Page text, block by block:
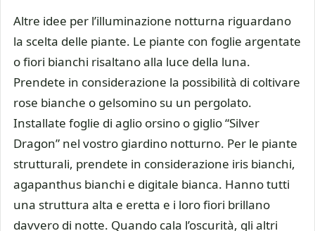
Altre idee per l’illuminazione notturna riguardano
la scelta delle piante. Le piante con foglie argentate
o fiori bianchi risaltano alla luce della luna.
Prendete in considerazione la possibilità di coltivare
rose bianche o gelsomino su un pergolato.
Installate foglie di aglio orsino o giglio “Silver
Dragon” nel vostro giardino notturno. Per le piante
strutturali, prendete in considerazione iris bianchi,
agapanthus bianchi e digitale bianca. Hanno tutti
una struttura alta e eretta e i loro fiori brillano
davvero di notte. Quando cala l’oscurità, gli altri